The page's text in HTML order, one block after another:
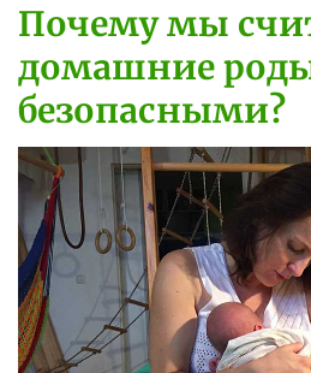
Почему мы
домашние
безопасными?